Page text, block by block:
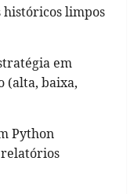
históricos limpos
em
(alta, baixa,
Python